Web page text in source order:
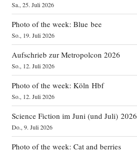
Sa., 25. Juli 2026
Photo of the week: Blue bee
So., 19. Juli 2026
Aufschrieb zur Metropolcon 2026
So., 12. Juli 2026
Photo of the week: Köln Hbf
So., 12. Juli 2026
Science Fiction im Juni (und Juli) 2026
Do., 9. Juli 2026
Photo of the week: Cat and berries